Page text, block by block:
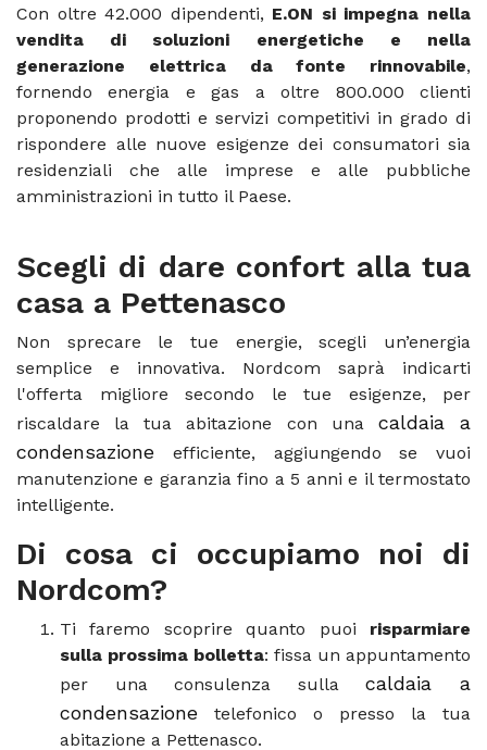
Con oltre 42.000 dipendenti, E.ON si impegna nella
vendita di soluzioni energetiche e nella
generazione elettrica da fonte rinnovabile,
fornendo energia e gas a oltre 800.000 clienti
proponendo prodotti e servizi competitivi in grado di
rispondere alle nuove esigenze dei consumatori sia
residenziali che alle imprese e alle pubbliche
amministrazioni in tutto il Paese.
Scegli di dare confort alla tua
casa a Pettenasco
Non sprecare le tue energie, scegli un’energia
semplice e innovativa. Nordcom saprà indicarti
l'offerta migliore secondo le tue esigenze, per
riscaldare la tua abitazione con una caldaia a
condensazione efficiente, aggiungendo se vuoi
manutenzione e garanzia fino a 5 anni e il termostato
intelligente.
Di cosa ci occupiamo noi di
Nordcom?
Ti faremo scoprire quanto puoi risparmiare
sulla prossima bolletta: fissa un appuntamento
per una consulenza sullacaldaia a
condensazione telefonico o presso la tua
abitazione a Pettenasco.